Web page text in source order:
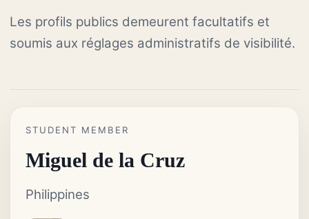
Les profils publics demeurent facultatifs et
soumis aux réglages administratifs de visibilité.
STUDENT MEMBER
Miguel de la Cruz
Philippines